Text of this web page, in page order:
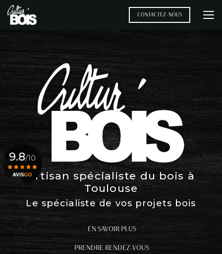
Aller
au
contenu
CONTACTEZ-NOUS
Artisan spécialiste du bois à
Toulouse
Le spécialiste de vos projets bois
EN SAVOIR PLUS
PRENDRE RENDEZ-VOUS
9.8/10